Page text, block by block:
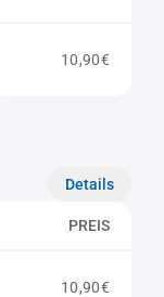
10,90€
Details
PREIS
10,90€